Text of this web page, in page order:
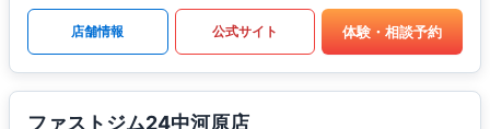
店舗情報 公式サイト 体験・相談予約
ファストジム24中河原店